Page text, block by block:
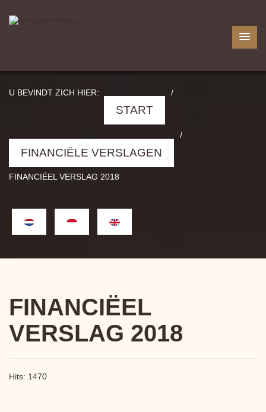
U BEVINDT ZICH HIER:
START
/
FINANCIËLE VERSLAGEN
/
FINANCIËEL VERSLAG 2018
FINANCIËEL
VERSLAG 2018
Hits: 1470